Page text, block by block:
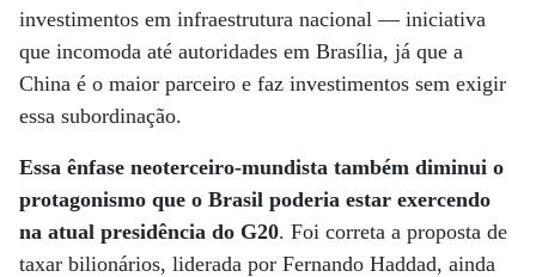
investimentos em infraestrutura nacional — iniciativa
que incomoda até autoridades em Brasília, já que a
China é o maior parceiro e faz investimentos sem exigir
essa subordinação.
Essa ênfase neoterceiro-mundista também diminui o
protagonismo que o Brasil poderia estar exercendo
na atual presidência do G20. Foi correta a proposta de
taxar bilionários, liderada por Fernando Haddad, ainda